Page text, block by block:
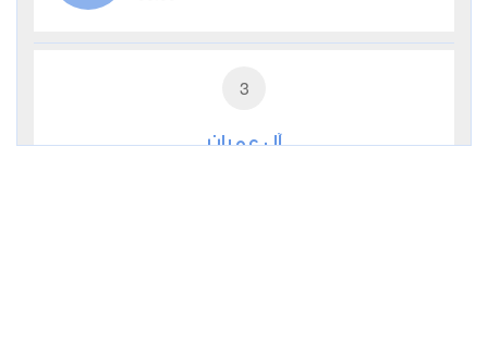
3
آل عمران